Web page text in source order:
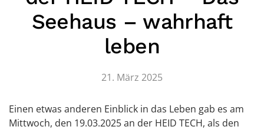
Seehaus – wahrhaft
leben
21. März 2025
Einen etwas anderen Einblick in das Leben gab es am
Mittwoch, den 19.03.2025 an der HEID TECH, als den